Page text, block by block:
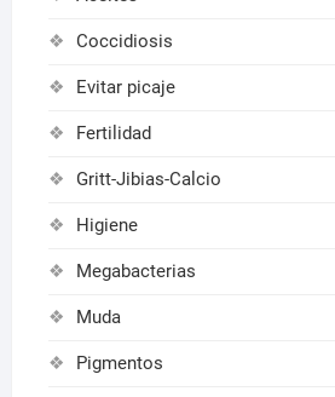
Coccidiosis
Evitar picaje
Fertilidad
Gritt-Jibias-Calcio
Higiene
Megabacterias
Muda
Pigmentos